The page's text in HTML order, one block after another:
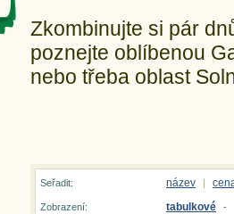
Zkombinujte si pár
poznejte oblíbenou
nebo třeba oblast
Seřadit: název |
Zobrazení: tabulkové
-